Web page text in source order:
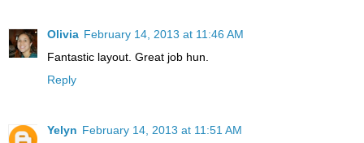
Olivia February 14, 2013 at 11:46 AM
Fantastic layout. Great job hun.
Reply
Yelyn February 14, 2013 at 11:51 AM